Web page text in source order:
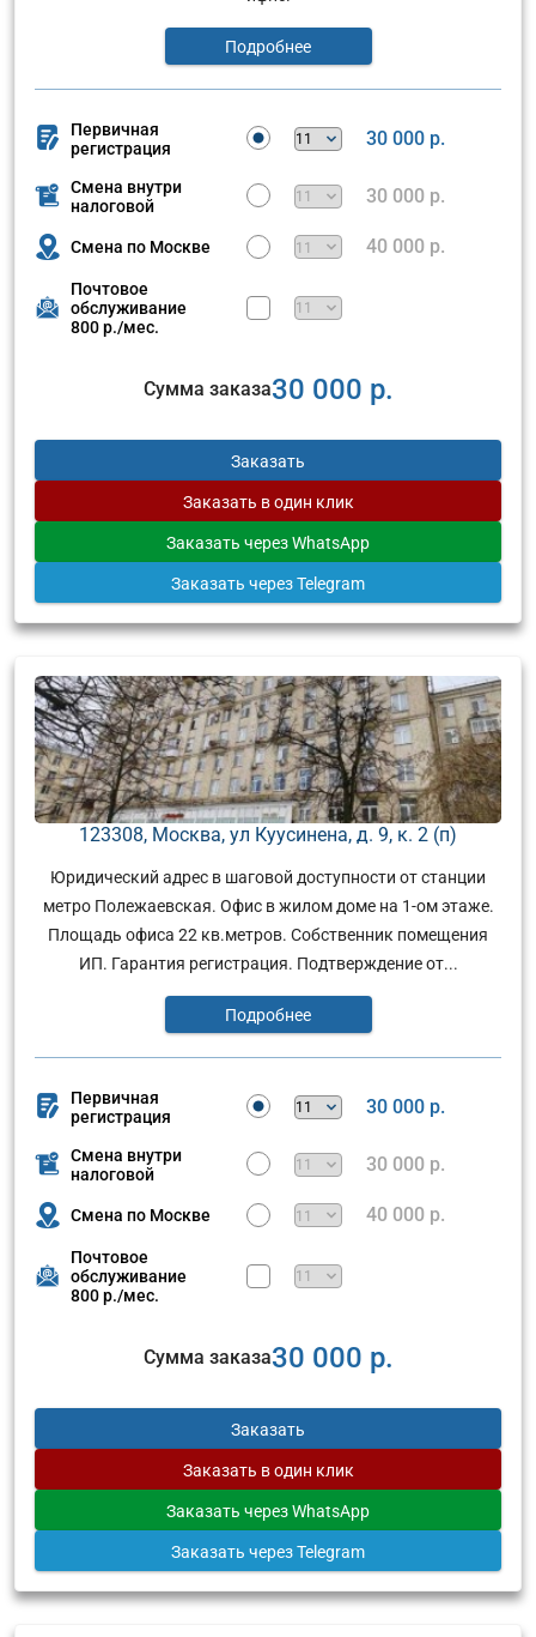
Подробнее
Первичная
регистрация
30 000 р.
Смена внутри
налоговой
30 000 р.
Смена по Москве 40 000 р.
Почтовое
обслуживание
800 р./мес.
Сумма заказа30 000 р.
Заказать
Заказать в один клик
Заказать через WhatsApp
Заказать через Telegram
123308, Москва, ул Куусинена, д. 9, к. 2 (п)
Юридический адрес в шаговой доступности от станции
метро Полежаевская. Офис в жилом доме на 1-ом этаже.
Площадь офиса 22 кв.метров. Собственник помещения
ИП. Гарантия регистрация. Подтверждение от...
Подробнее
Первичная
регистрация
30 000 р.
Смена внутри
налоговой
30 000 р.
Смена по Москве 40 000 р.
Почтовое
обслуживание
800 р./мес.
Сумма заказа30 000 р.
Заказать
Заказать в один клик
Заказать через WhatsApp
Заказать через Telegram